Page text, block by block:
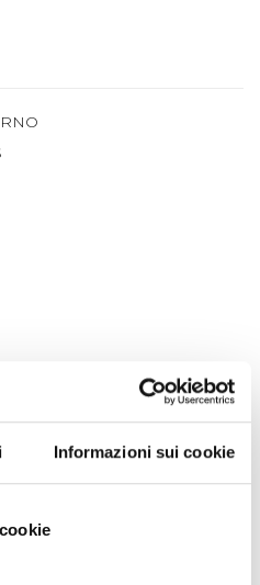
Informazioni sui cookie